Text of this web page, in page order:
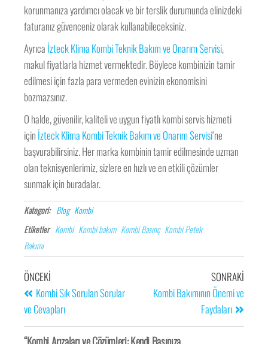
korunmanıza yardımcı olacak ve bir terslik durumunda elinizdeki
faturanız güvenceniz olarak kullanabileceksiniz.
Ayrıca İzteck Klima Kombi Teknik Bakım ve Onarım Servisi,
makul fiyatlarla hizmet vermektedir. Böylece kombinizin tamir
edilmesi için fazla para vermeden evinizin ekonomisini
bozmazsınız.
O halde, güvenilir, kaliteli ve uygun fiyatlı kombi servis hizmeti
için İzteck Klima Kombi Teknik Bakım ve Onarım Servisi‘ne
başvurabilirsiniz. Her marka kombinin tamir edilmesinde uzman
olan teknisyenlerimiz, sizlere en hızlı ve en etkili çözümler
sunmak için buradalar.
Kategori: Blog Kombi
Etiketler Kombi Kombi bakım Kombi Basınç Kombi Petek
Bakımı
ÖNCEKI
Kombi Sık Sorulan Sorular
ve Cevapları
SONRAKI
Kombi Bakımının Önemi ve
Faydaları